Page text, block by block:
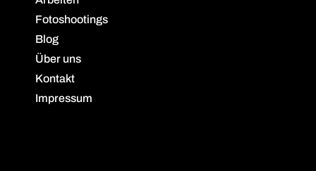
Fotoshootings
Blog
Über uns
Kontakt
Impressum